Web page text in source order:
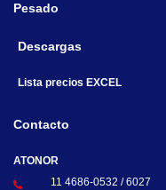
Pesado
Descargas
Lista precios EXCEL
Contacto
ATONOR
11 4686-0532 / 6027